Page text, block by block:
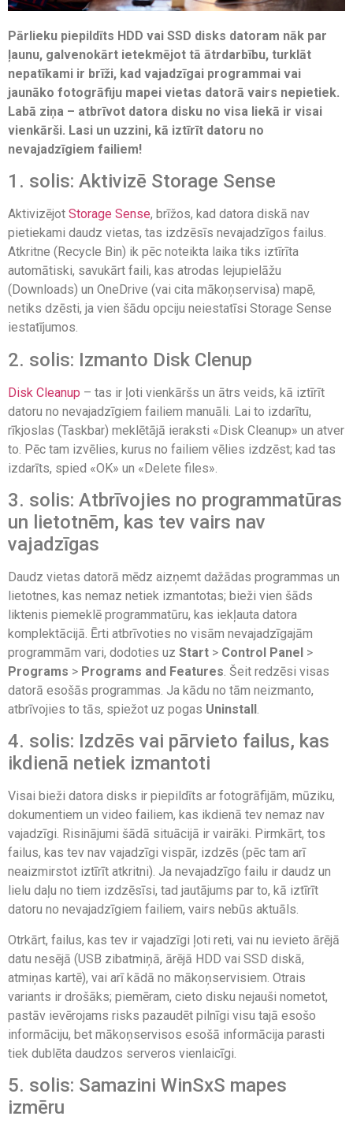
Pārlieku piepildīts HDD vai SSD disks datoram nāk par
ļaunu, galvenokārt ietekmējot tā ātrdarbību, turklāt
nepatīkami ir brīži, kad vajadzīgai programmai vai
jaunāko fotogrāfiju mapei vietas datorā vairs nepietiek.
Labā ziņa – atbrīvot datora disku no visa liekā ir visai
vienkārši. Lasi un uzzini, kā iztīrīt datoru no
nevajadzīgiem failiem!
1. solis: Aktivizē Storage Sense
Aktivizējot Storage Sense, brīžos, kad datora diskā nav
pietiekami daudz vietas, tas izdzēsīs nevajadzīgos failus.
Atkritne (Recycle Bin) ik pēc noteikta laika tiks iztīrīta
automātiski, savukārt faili, kas atrodas lejupielāžu
(Downloads) un OneDrive (vai cita mākoņservisa) mapē,
netiks dzēsti, ja vien šādu opciju neiestatīsi Storage Sense
iestatījumos.
2. solis: Izmanto Disk Clenup
Disk Cleanup – tas ir ļoti vienkāršs un ātrs veids, kā iztīrīt
datoru no nevajadzīgiem failiem manuāli. Lai to izdarītu,
rīkjoslas (Taskbar) meklētājā ieraksti «Disk Cleanup» un atver
to. Pēc tam izvēlies, kurus no failiem vēlies izdzēst; kad tas
izdarīts, spied «OK» un «Delete files».
3. solis: Atbrīvojies no programmatūras
un lietotnēm, kas tev vairs nav
vajadzīgas
Daudz vietas datorā mēdz aizņemt dažādas programmas un
lietotnes, kas nemaz netiek izmantotas; bieži vien šāds
liktenis piemeklē programmatūru, kas iekļauta datora
komplektācijā. Ērti atbrīvoties no visām nevajadzīgajām
programmām vari, dodoties uz Start > Control Panel >
Programs > Programs and Features. Šeit redzēsi visas
datorā esošās programmas. Ja kādu no tām neizmanto,
atbrīvojies to tās, spiežot uz pogas Uninstall.
4. solis: Izdzēs vai pārvieto failus, kas
ikdienā netiek izmantoti
Visai bieži datora disks ir piepildīts ar fotogrāfijām, mūziku,
dokumentiem un video failiem, kas ikdienā tev nemaz nav
vajadzīgi. Risinājumi šādā situācijā ir vairāki. Pirmkārt, tos
failus, kas tev nav vajadzīgi vispār, izdzēs (pēc tam arī
neaizmirstot iztīrīt atkritni). Ja nevajadzīgo failu ir daudz un
lielu daļu no tiem izdzēsīsi, tad jautājums par to, kā iztīrīt
datoru no nevajadzīgiem failiem, vairs nebūs aktuāls.
Otrkārt, failus, kas tev ir vajadzīgi ļoti reti, vai nu ievieto ārējā
datu nesējā (USB zibatmiņā, ārējā HDD vai SSD diskā,
atmiņas kartē), vai arī kādā no mākoņservisiem. Otrais
variants ir drošāks; piemēram, cieto disku nejauši nometot,
pastāv ievērojams risks pazaudēt pilnīgi visu tajā esošo
informāciju, bet mākoņservisos esošā informācija parasti
tiek dublēta daudzos serveros vienlaicīgi.
5. solis: Samazini WinSxS mapes
izmēru